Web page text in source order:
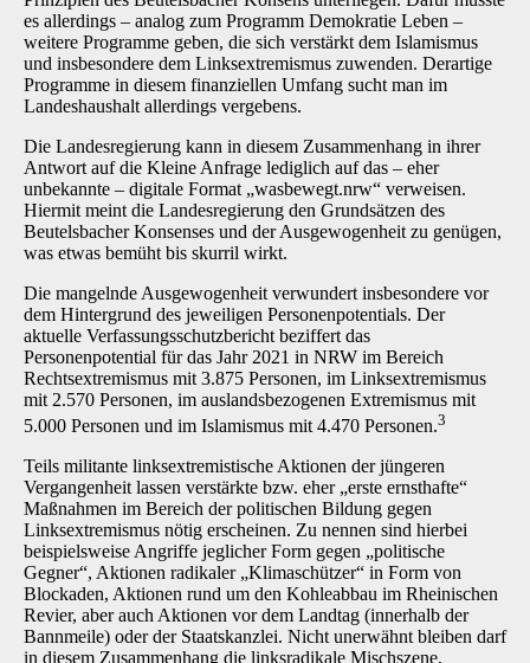
es allerdings – analog zum Programm Demokratie Leben –
weitere Programme geben, die sich verstärkt dem Islamismus
und insbesondere dem Linksextremismus zuwenden. Derartige
Programme in diesem finanziellen Umfang sucht man im
Landeshaushalt allerdings vergebens.
Die Landesregierung kann in diesem Zusammenhang in ihrer
Antwort auf die Kleine Anfrage lediglich auf das – eher
unbekannte – digitale Format „wasbewegt.nrw“ verweisen.
Hiermit meint die Landesregierung den Grundsätzen des
Beutelsbacher Konsenses und der Ausgewogenheit zu genügen,
was etwas bemüht bis skurril wirkt.
Die mangelnde Ausgewogenheit verwundert insbesondere vor
dem Hintergrund des jeweiligen Personenpotentials. Der
aktuelle Verfassungsschutzbericht beziffert das
Personenpotential für das Jahr 2021 in NRW im Bereich
Rechtsextremismus mit 3.875 Personen, im Linksextremismus
mit 2.570 Personen, im auslandsbezogenen Extremismus mit
5.000 Personen und im Islamismus mit 4.470 Personen.3
Teils militante linksextremistische Aktionen der jüngeren
Vergangenheit lassen verstärkte bzw. eher „erste ernsthafte“
Maßnahmen im Bereich der politischen Bildung gegen
Linksextremismus nötig erscheinen. Zu nennen sind hierbei
beispielsweise Angriffe jeglicher Form gegen „politische
Gegner“, Aktionen radikaler „Klimaschützer“ in Form von
Blockaden, Aktionen rund um den Kohleabbau im Rheinischen
Revier, aber auch Aktionen vor dem Landtag (innerhalb der
Bannmeile) oder der Staatskanzlei. Nicht unerwähnt bleiben darf
in diesem Zusammenhang die linksradikale Mischszene,